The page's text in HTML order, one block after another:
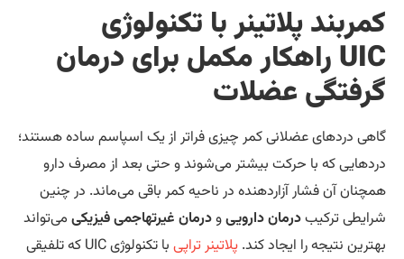
پلاتینر با تکنولوژی
راهکار مکمل برای درمان
عضلات
عضلانی کمر چیزی فراتر از یک اسپاسم ساده هستند؛
که با حرکت بیشتر می‌شوند و حتی بعد از مصرف دارو
آن فشار آزاردهنده در ناحیه کمر باقی می‌ماند. در چنین
ترکیبدرمان داروییودرمان غیرتهاجمی فیزیکیمی‌تواند
نتیجه را ایجاد کند.پلاتینر تراپی
با تکنولوژی UIC که تلفیقی